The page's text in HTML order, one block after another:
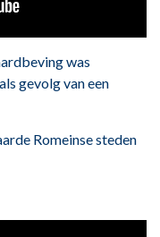
was
gevolg van een
Romeinse steden